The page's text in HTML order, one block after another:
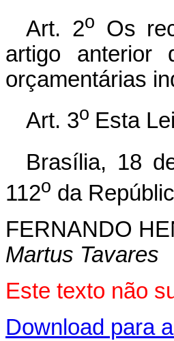
Art. 2o
Os
artigo anterior
orçamentárias
Art. 3o Esta
Brasília, 18
112o da
FERNANDO
Martus Tavares
Este texto não
Download para